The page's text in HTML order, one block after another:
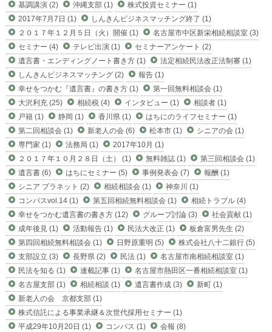
基調講演 (2)
沖縄支部 (1)
株式投資セミナー (1)
2017年7月7日 (1)
しんきんビジネスマッチング終了 (1)
２０１７年１２月５日（火）開催 (1)
名古屋市中区新栄相続相談室 (3)
セミナー (4)
テレビ出演 (1)
セミナーアンケート (2)
遺言書・エンディングノート書き方 (1)
法定相続民法改正法制審 (1)
しんきんビジネスマッチング (2)
報告 (1)
幸せをつかむ『遺言書』の書き方 (1)
第一回無料相談会 (1)
大沢利充 (25)
相続税 (4) インタビュー (1)
相談者 (1)
戸籍 (1)
静岡 (1) 香川県 (1)
はちにのライフセミナー (1)
第二回相談会 (1)
新老人の会 (6) 松本市 (1)
シニアの会 (1)
専門家 (1)
法務局 (1)
2017年10月 (1)
２０１７年１０月２８日（土） (1)
無料雑誌 (1)
第三回相談会 (1)
遺言書 (6)
はちにセミナー (5) 事例発表会 (7)
報酬 (1)
シニア プラネット (2)
相続相談会 (1)
神奈川 (1)
コンパスvol.14 (1)
第五回相続無料相談会 (1)
相続トラブル (4)
幸せをつかむ遺言書の書き方 (12)
グループ討論 (3)
社会貢献 (1)
成年後見 (1)
活動報告 (1) 民法大改正 (1)
板倉富男先生 (2)
第四回相続無料相談会 (1)
日野原重明 (5)
株式会社八十二銀行 (5)
支部設立 (3)
長野県 (2) 民法 (1)
名古屋市南相続相談室 (1)
民法を知る (1)
連載記事 (1)
名古屋市熱田区一番相続相談室 (1)
名古屋支部 (1)
相続相談 (1) 遺言書作成 (3)
新町 (1)
新老人の会 京都支部 (1)
株式信託による事業承継＆次世代採用セミナー (1)
平成29年10月20日 (1)
コンパス (1)
会報 (8)